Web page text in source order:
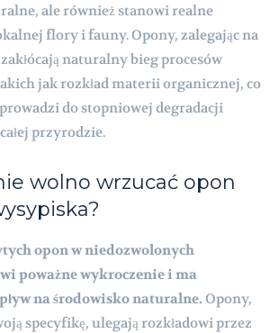
ale również stanowi realne
flory i fauny. Opony, zalegając na
naturalny bieg procesów
jak rozkład materii organicznej, co
do stopniowej degradacji
przyrodzie.
wolno wrzucać opon
opon w niedozwolonych
poważne wykroczenie i ma
na środowisko naturalne. Opony,
specyfikę, ulegają rozkładowi przez